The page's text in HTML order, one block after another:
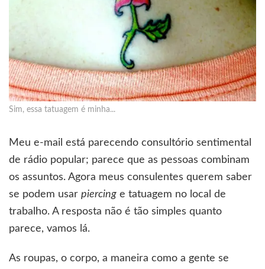
Sim, essa tatuagem é minha...
Meu e-mail está parecendo consultório sentimental
de rádio popular; parece que as pessoas combinam
os assuntos. Agora meus consulentes querem saber
se podem usar piercing e tatuagem no local de
trabalho. A resposta não é tão simples quanto
parece, vamos lá.
As roupas, o corpo, a maneira como a gente se